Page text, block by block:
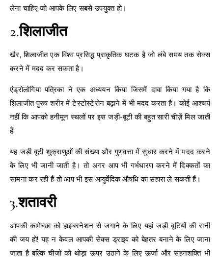
लेना चाहिए जो आपके लिए सबसे उपयुक्त हो।
2.शिलाजीत
खैर, शिलाजीत एक विश्व प्रसिद्ध प्राकृतिक घटक है जो लंबे समय तक सेक्स
करने में मदद कर सकता है।
एंड्रोलोगिया पत्रिका ने एक अध्ययन किया जिसमें दावा किया गया है कि
शिलाजीत पुरुष शरीर में टेस्टोस्टेरोन बढ़ाने में भी मदद करता है। कोई आश्चर्य
नहीं कि आपको हनीमून स्थलों पर इस जड़ी-बूटी की बहुत सारी चीज़ें मिल जाती
हैं!
यह जड़ी बूटी शुक्राणुओं की संख्या और गुणवत्ता में सुधार करने में मदद करने
के लिए भी जानी जाती है। तो अगर आप भी गर्भधारण करने में दिक्कतों का
सामना कर रही हैं तो आप भी इस आयुर्वेदिक औषधि का सहारा ले सकती हैं।
3.शतावरी
आपकी कामेच्छा को हाइबरनेशन से जगाने के लिए यहां जड़ी-बूटियों की रानी
की जय हो! यह न केवल आपकी सेक्स ड्राइव को बेहतर बनाने के लिए जाना
जाता है बल्कि चीजों को थोड़ा ऊपर उठाने के लिए ऊर्जा और सहनशक्ति भी